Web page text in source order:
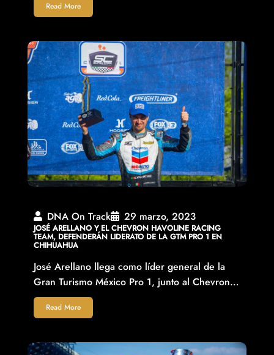
Read More
DNA On Track 29 marzo, 2023
JOSÉ ARELLANO Y EL CHEVRON HAVOLINE RACING
TEAM, DEFENDERÁN LIDERATO DE LA GTM PRO 1 EN
CHIHUAHUA
José Arellano llega como líder general de la
Gran Turismo México Pro 1, junto al Chevron…
Read More